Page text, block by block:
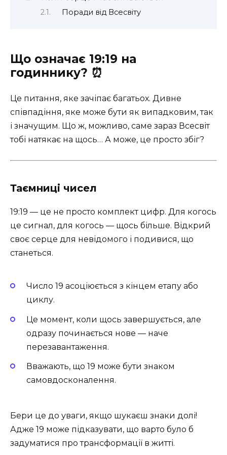
Поради від Всесвіту
Що означає 19:19 на
годиннику? ⏰
Це питання, яке зачіпає багатьох. Дивне
співпадіння, яке може бути як випадковим, так
і значущим. Що ж, можливо, саме зараз Всесвіт
тобі натякає на щось… А може, це просто збіг?
Таємниці чисел
19:19 — це не просто комплект цифр. Для когось
це сигнал, для когось — щось більше. Відкрий
своє серце для невідомого і подивися, що
станеться.
Число 19 асоціюється з кінцем етапу або
циклу.
Це момент, коли щось завершується, але
одразу починається нове — наче
перезавантаження.
Вважають, що 19 може бути знаком
самовдосконалення.
Бери це до уваги, якщо шукаєш знаки долі!
Адже 19 може підказувати, що варто було б
задуматися про трансформації в житті.